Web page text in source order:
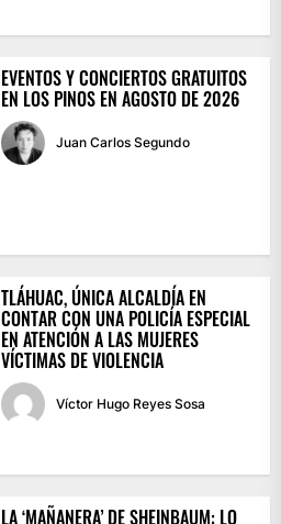
EVENTOS Y CONCIERTOS GRATUITOS
EN LOS PINOS EN AGOSTO DE 2026
Juan Carlos Segundo
TLÁHUAC, ÚNICA ALCALDÍA EN
CONTAR CON UNA POLICÍA ESPECIAL
EN ATENCIÓN A LAS MUJERES
VÍCTIMAS DE VIOLENCIA
Víctor Hugo Reyes Sosa
LA ‘MAÑANERA’ DE SHEINBAUM: LO